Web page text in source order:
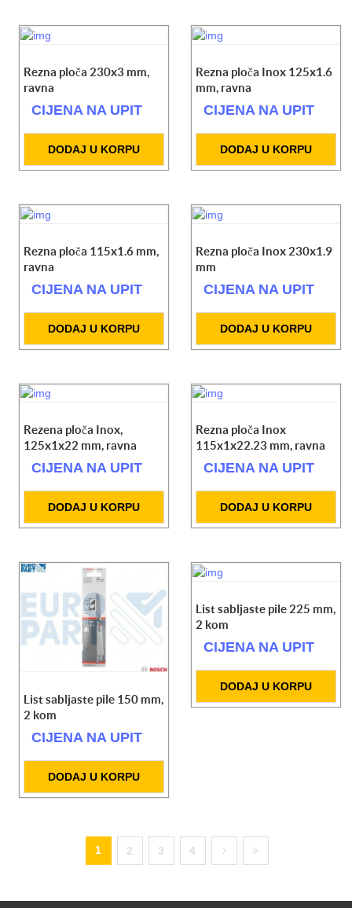
Rezna ploča 230x3 mm,
ravna
CIJENA NA UPIT
DODAJ U KORPU
Rezna ploča Inox 125x1.6
mm, ravna
CIJENA NA UPIT
DODAJ U KORPU
Rezna ploča 115x1.6 mm,
ravna
CIJENA NA UPIT
DODAJ U KORPU
Rezna ploča Inox 230x1.9
mm
CIJENA NA UPIT
DODAJ U KORPU
Rezena ploča Inox,
125x1x22 mm, ravna
CIJENA NA UPIT
DODAJ U KORPU
Rezna ploča Inox
115x1x22.23 mm, ravna
CIJENA NA UPIT
DODAJ U KORPU
List sabljaste pile 150 mm,
2 kom
CIJENA NA UPIT
DODAJ U KORPU
List sabljaste pile 225 mm,
2 kom
CIJENA NA UPIT
DODAJ U KORPU
1 2 3 4